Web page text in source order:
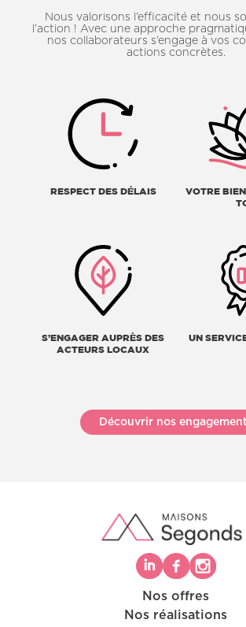
Nous valorisons l’efficacité et nous
l’action ! Avec une approche
nos collaborateurs s’engage à vos
actions concrètes.
RESPECT DES DÉLAIS
VOTRE
S’ENGAGER AUPRÈS DES
ACTEURS LOCAUX
UN
Découvrir nos
Nos offres
Nos réalisations